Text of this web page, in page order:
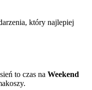
który najlepiej
to czas na Weekend